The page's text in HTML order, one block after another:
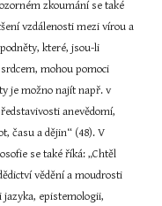
zkoumání se také
vzdálenosti mezi vírou a
které, jsou-li
mohou pomoci
je možno najít např. v
anevědomí,
času a dějin“ (48). V
se také říká: „Chtěl
vědění a moudrosti
jazyka, epistemologii,